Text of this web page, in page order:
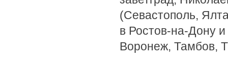
(Севастополь,
в Ростов-на-Дону
Воронеж, Тамбов,